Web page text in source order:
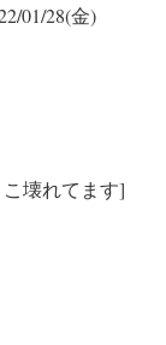
01/28(金)
こ壊れてます]